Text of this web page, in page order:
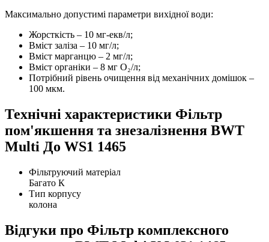
Максимально допустимі параметри вихідної води:
Жорсткість – 10 мг-екв/л;
Вміст заліза – 10 мг/л;
Вміст марганцю – 2 мг/л;
Вміст органіки – 8 мг О₂/л;
Потрібний рівень очищення від механічних домішок –
100 мкм.
Технічні характеристики Фільтр
пом'якшення та знезалізнення BWT
Multi До WS1 1465
Фільтруючий матеріал
Багато К
Тип корпусу
колона
Відгуки про Фільтр комплексного